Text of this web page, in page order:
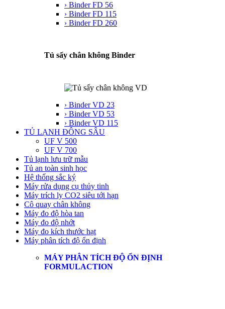
› Binder FD 56
› Binder FD 115
› Binder FD 260
Tủ sấy chân không Binder
› Binder VD 23
› Binder VD 53
› Binder VD 115
TỦ LẠNH ĐÔNG SÂU
UF V 500
UF V 700
Tủ lạnh lưu trữ mẫu
Tủ an toàn sinh học
Hệ thống sắc ký
Máy rửa dụng cụ thủy tinh
Máy trích ly CO2 siêu tới hạn
Cô quay chân không
Máy đo độ hòa tan
Máy đo độ nhớt
Máy đo kích thước hạt
Máy phân tích độ ổn định
MÁY PHÂN TÍCH ĐỘ ỔN ĐỊNH
FORMULACTION